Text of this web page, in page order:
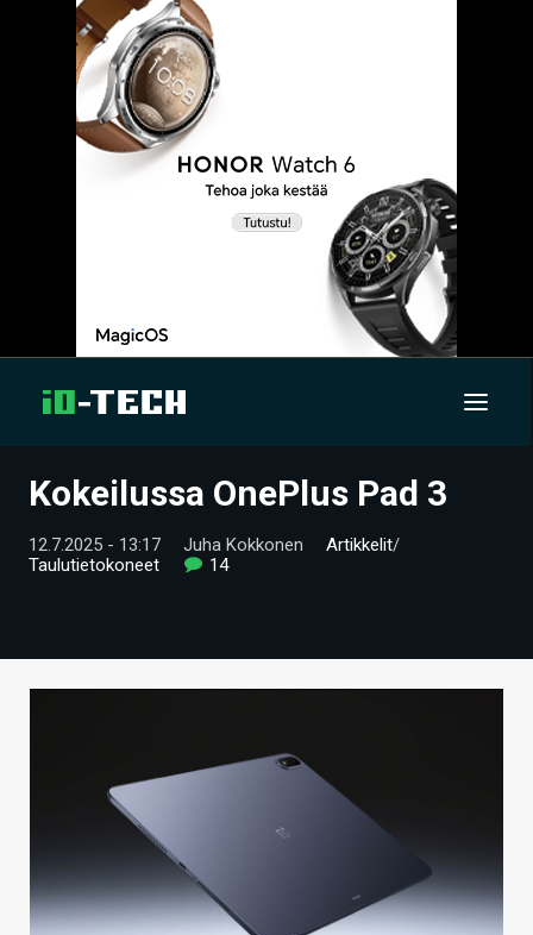
UUTISET
ARTIKKELIT
TECHBBS
Kokeilussa OnePlus Pad 3
12.7.2025 - 13:17 Juha Kokkonen Artikkelit/
Taulutietokoneet
14